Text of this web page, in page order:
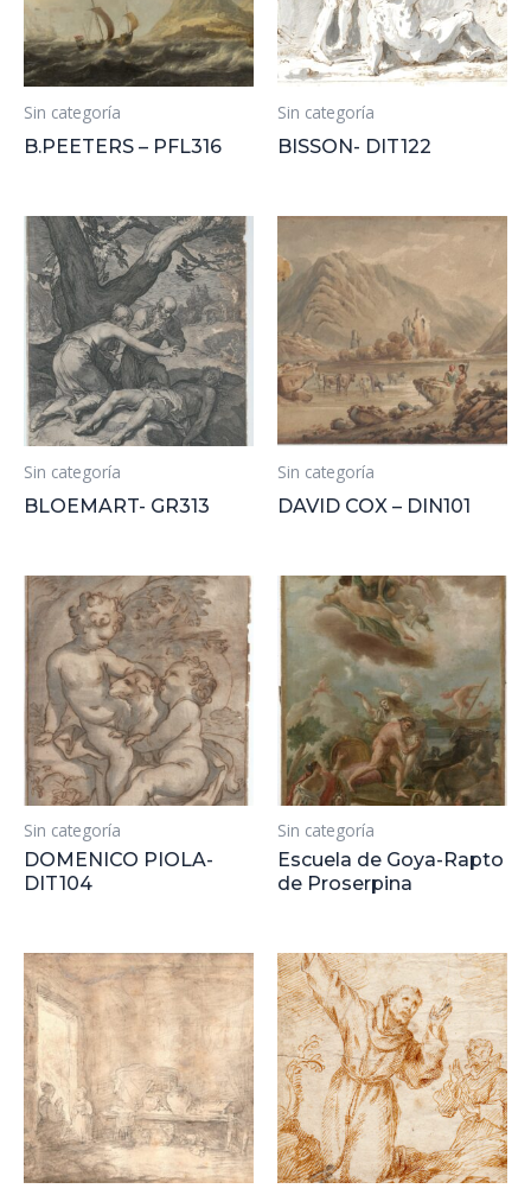
Sin categoría
B.PEETERS – PFL316
Sin categoría
BISSON- DIT122
Sin categoría
BLOEMART- GR313
Sin categoría
DAVID COX – DIN101
Sin categoría
DOMENICO PIOLA-
DIT104
Sin categoría
Escuela de Goya-Rapto
de Proserpina